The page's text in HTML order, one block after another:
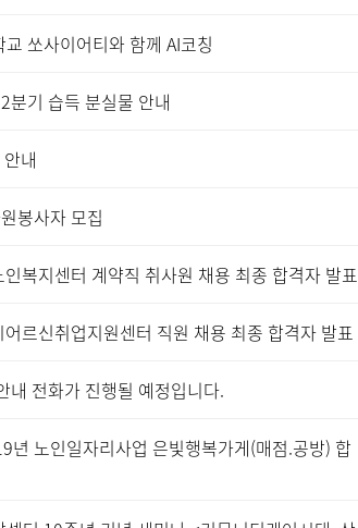
쏘사이어티와 함께 AI코칭
기 습득 분실물 안내
내
봉사자 모집
복지센터 계약직 취사원 채용 최종 합격자 발표
르신취업지원센터 직원 채용 최종 합격자 발표
내 전화가 진행될 예정입니다.
년 노인일자리사업 은빛행복가게(매점.공방) 합